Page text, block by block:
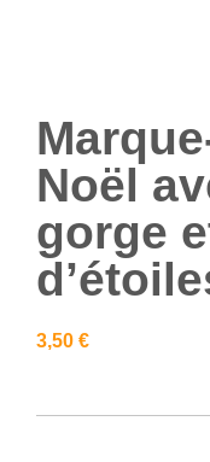
Noël
gorge
3,50 €